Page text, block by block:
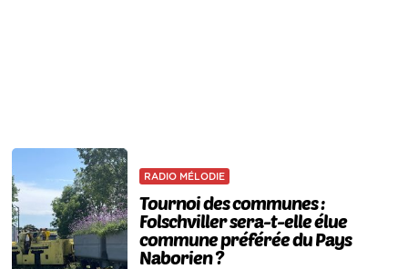
RADIO MÉLODIE
Tournoi des communes :
Folschviller sera-t-elle élue
commune préférée du Pays
Naborien ?